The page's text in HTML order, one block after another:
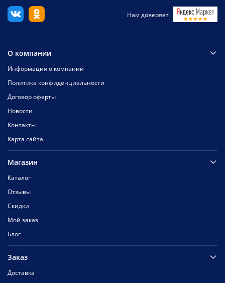
Нам доверяет
О компании
Информация о компании
Политика конфиденциальности
Договор оферты
Новости
Контакты
Карта сайта
Магазин
Каталог
Отзывы
Скидки
Мой заказ
Блог
Заказ
Доставка